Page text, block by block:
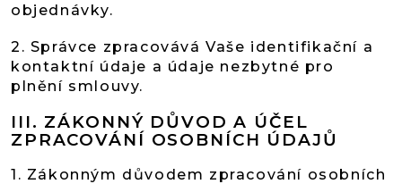
objednávky.
2. Správce zpracovává Vaše identifikační a
kontaktní údaje a údaje nezbytné pro
plnění smlouvy.
III. ZÁKONNÝ DŮVOD A ÚČEL
ZPRACOVÁNÍ OSOBNÍCH ÚDAJŮ
1. Zákonným důvodem zpracování osobních